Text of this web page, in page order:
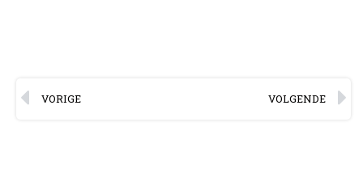
VORIGE VOLGENDE